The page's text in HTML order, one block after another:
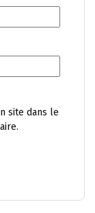
site dans le